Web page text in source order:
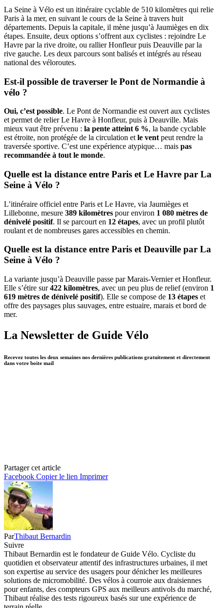
La Seine à Vélo est un itinéraire cyclable de 510 kilomètres qui relie
Paris à la mer, en suivant le cours de la Seine à travers huit
départements. Depuis la capitale, il mène jusqu’à Jaumièges en dix
étapes. Ensuite, deux options s’offrent aux cyclistes : rejoindre Le
Havre par la rive droite, ou rallier Honfleur puis Deauville par la
rive gauche. Les deux parcours sont balisés et intégrés au réseau
national des véloroutes.
Est-il possible de traverser le Pont de Normandie à
vélo ?
Oui, c’est possible. Le Pont de Normandie est ouvert aux cyclistes
et permet de relier Le Havre à Honfleur, puis à Deauville. Mais
mieux vaut être prévenu : la pente atteint 6 %, la bande cyclable
est étroite, non protégée de la circulation et le vent peut rendre la
traversée sportive. C’est une expérience atypique… mais pas
recommandée à tout le monde.
Quelle est la distance entre Paris et Le Havre par La
Seine à Vélo ?
L’itinéraire officiel entre Paris et Le Havre, via Jaumièges et
Lillebonne, mesure 389 kilomètres pour environ 1 080 mètres de
dénivelé positif. Il se parcourt en 12 étapes, avec un profil plutôt
roulant et de nombreuses gares accessibles en chemin.
Quelle est la distance entre Paris et Deauville par La
Seine à Vélo ?
La variante jusqu’à Deauville passe par Marais-Vernier et Honfleur.
Elle s’étire sur422 kilomètres, avec un peu plus de relief (environ 1
619 mètres de dénivelé positif). Elle se compose de 13 étapes et
offre des paysages plus sauvages, entre estuaire, marais et bord de
mer.
La Newsletter de Guide Vélo
Recevez toutes les deux semaines nos dernières publications gratuitement et directement
dans votre boite mail
Partager cet article
Facebook Copier le lien Imprimer
ParThibaut Bernardin
Suivre
Thibaut Bernardin est le fondateur de Guide Vélo. Cycliste du
quotidien et observateur attentif des infrastructures urbaines, il met
son expertise au service des usagers pour dénicher les meilleures
solutions de micromobilité. Des vélos à courroie aux draisiennes
pour enfants, des compteurs GPS aux meilleurs antivols du marché,
Thibaut réalise des tests rigoureux basés sur une expérience de